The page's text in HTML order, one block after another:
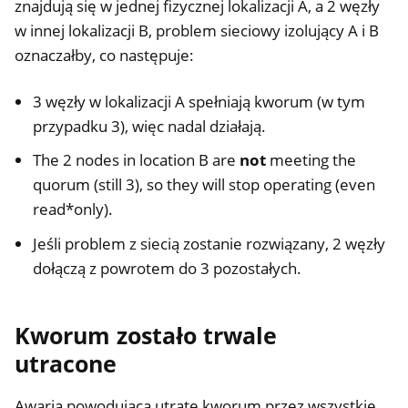
znajdują się w jednej fizycznej lokalizacji A, a 2 węzły
w innej lokalizacji B, problem sieciowy izolujący A i B
oznaczałby, co następuje:
3 węzły w lokalizacji A spełniają kworum (w tym
przypadku 3), więc nadal działają.
The 2 nodes in location B are not meeting the
quorum (still 3), so they will stop operating (even
read*only).
Jeśli problem z siecią zostanie rozwiązany, 2 węzły
dołączą z powrotem do 3 pozostałych.
Kworum zostało trwale
utracone